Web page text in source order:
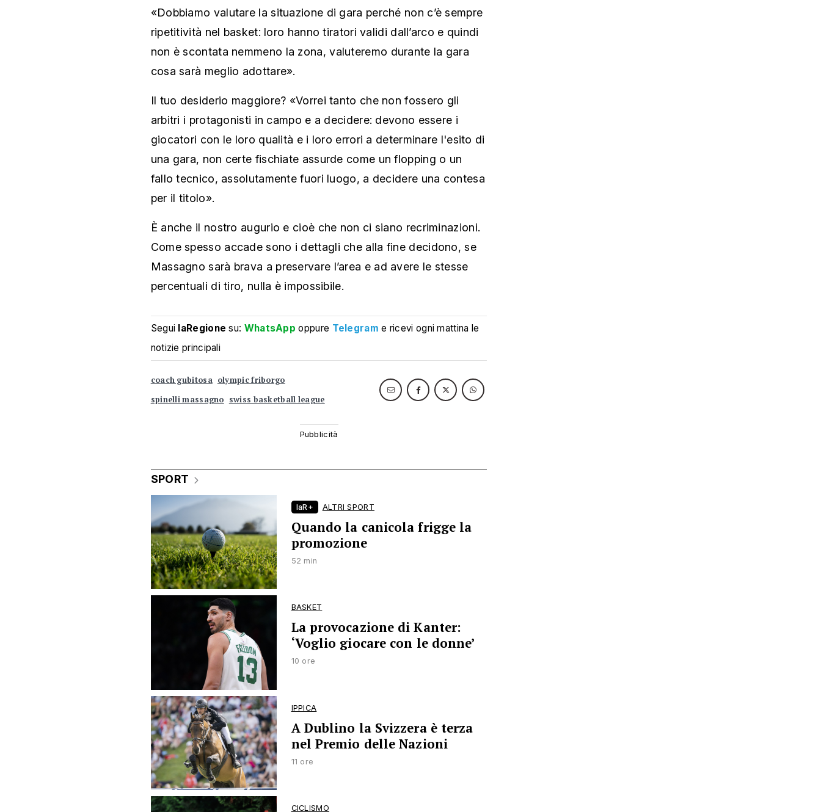
«Dobbiamo valutare la situazione di gara perché non c’è sempre
ripetitività nel basket: loro hanno tiratori validi dall’arco e quindi
non è scontata nemmeno la zona, valuteremo durante la gara
cosa sarà meglio adottare».
Il tuo desiderio maggiore? «Vorrei tanto che non fossero gli
arbitri i protagonisti in campo e a decidere: devono essere i
giocatori con le loro qualità e i loro errori a determinare l'esito di
una gara, non certe fischiate assurde come un flopping o un
fallo tecnico, assolutamente fuori luogo, a decidere una contesa
per il titolo».
È anche il nostro augurio e cioè che non ci siano recriminazioni.
Come spesso accade sono i dettagli che alla fine decidono, se
Massagno sarà brava a preservare l’area e ad avere le stesse
percentuali di tiro, nulla è impossibile.
Segui laRegione su: WhatsApp oppure Telegram e ricevi ogni mattina le
notizie principali
coach gubitosa olympic friborgo
spinelli massagno swiss basketball league
SPORT
laR+ ALTRI SPORT
Quando la canicola frigge la
promozione
52 min
BASKET
La provocazione di Kanter:
‘Voglio giocare con le donne’
10 ore
IPPICA
A Dublino la Svizzera è terza
nel Premio delle Nazioni
11 ore
CICLISMO